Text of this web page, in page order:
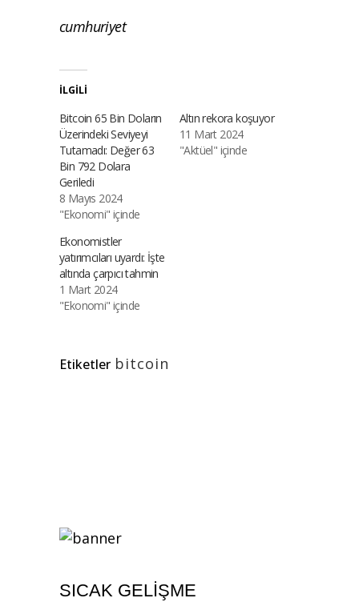
cumhuriyet
İLGILI
Bitcoin 65 Bin Doların
Üzerindeki Seviyeyi
Tutamadı: Değer 63
Bin 792 Dolara
Geriledi
8 Mayıs 2024
"Ekonomi" içinde
Altın rekora koşuyor
11 Mart 2024
"Aktüel" içinde
Ekonomistler
yatırımcıları uyardı: İşte
altında çarpıcı tahmin
1 Mart 2024
"Ekonomi" içinde
Etiketler bitcoin
SICAK GELIŞME